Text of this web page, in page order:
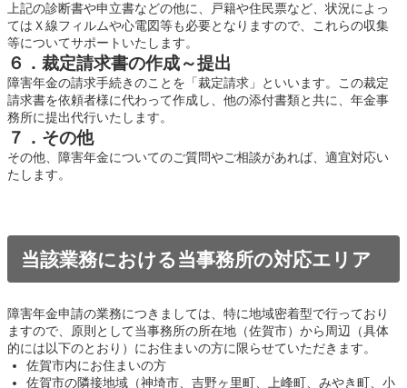
上記の診断書や申立書などの他に、戸籍や住民票など、状況によっ
てはＸ線フィルムや心電図等も必要となりますので、これらの収集
等についてサポートいたします。
６．裁定請求書の作成～提出
障害年金の請求手続きのことを「裁定請求」といいます。この裁定
請求書を依頼者様に代わって作成し、他の添付書類と共に、年金事
務所に提出代行いたします。
７．その他
その他、障害年金についてのご質問やご相談があれば、適宜対応い
たします。
当該業務における当事務所の対応エリア
障害年金申請の業務につきましては、特に地域密着型で行っており
ますので、原則として当事務所の所在地（佐賀市）から周辺（具体
的には以下のとおり）にお住まいの方に限らせていただきます。
佐賀市内にお住まいの方
佐賀市の隣接地域（神埼市、吉野ヶ里町、上峰町、みやき町、小